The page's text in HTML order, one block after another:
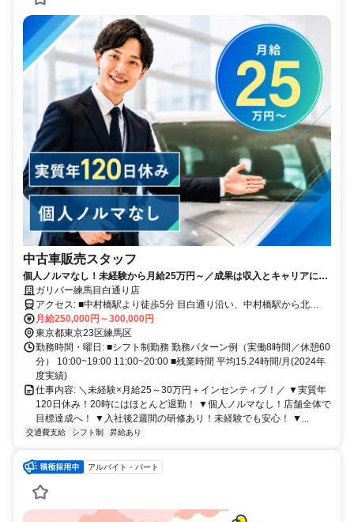
中古車販売スタッフ
個人ノルマなし！未経験から月給25万円～／成果は収入とキャリアにし
っかり反映♪
ガリバー練馬目白通り店
アクセス: ■中村橋駅より徒歩5分 目白通り沿い、中村橋駅から北
300m
月給250,000円～300,000円
東京都東京23区練馬区
勤務時間・曜日: ■シフト制勤務 勤務パターン例（実働8時間／休憩60
分） 10:00~19:00 11:00~20:00 ■残業時間 平均15.24時間/月(2024年
度実績)
仕事内容: ＼未経験×月給25～30万円＋インセンティブ！／ ▼実質年
120日休み！20時にはほとんど退勤！ ▼個人ノルマなし！店舗全体で
目標達成へ！ ▼入社後2週間の研修あり！未経験でも安心！ ▼...
交通費支給 シフト制 昇給あり
アルバイト・パート